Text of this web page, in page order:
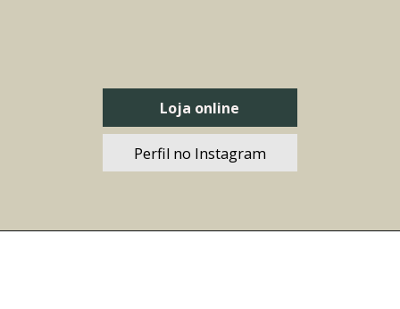
Loja online
Perfil no Instagram